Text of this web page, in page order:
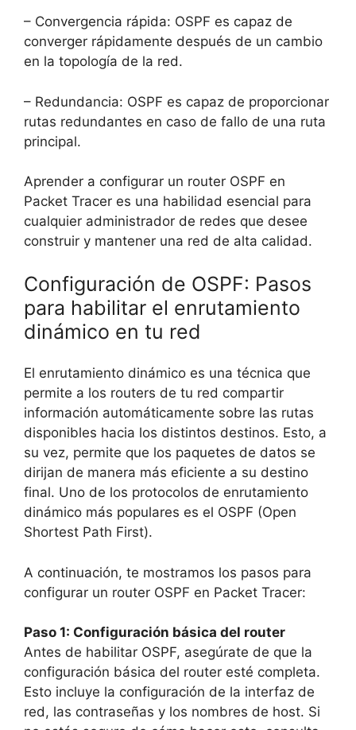
– Convergencia rápida: OSPF es capaz de
converger rápidamente después de un cambio
en la topología de la red.
– Redundancia: OSPF es capaz de proporcionar
rutas redundantes en caso de fallo de una ruta
principal.
Aprender a configurar un router OSPF en
Packet Tracer es una habilidad esencial para
cualquier administrador de redes que desee
construir y mantener una red de alta calidad.
Configuración de OSPF: Pasos
para habilitar el enrutamiento
dinámico en tu red
El enrutamiento dinámico es una técnica que
permite a los routers de tu red compartir
información automáticamente sobre las rutas
disponibles hacia los distintos destinos. Esto, a
su vez, permite que los paquetes de datos se
dirijan de manera más eficiente a su destino
final. Uno de los protocolos de enrutamiento
dinámico más populares es el OSPF (Open
Shortest Path First).
A continuación, te mostramos los pasos para
configurar un router OSPF en Packet Tracer:
Paso 1: Configuración básica del router
Antes de habilitar OSPF, asegúrate de que la
configuración básica del router esté completa.
Esto incluye la configuración de la interfaz de
red, las contraseñas y los nombres de host. Si